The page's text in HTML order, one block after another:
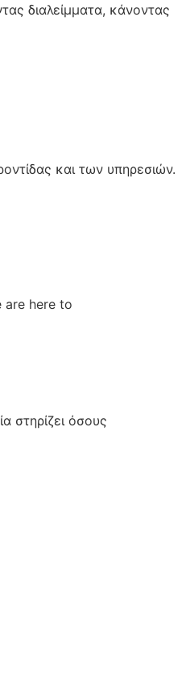
διαλείμματα, κάνοντας
και των υπηρεσιών.
are here to
στηρίζει όσους